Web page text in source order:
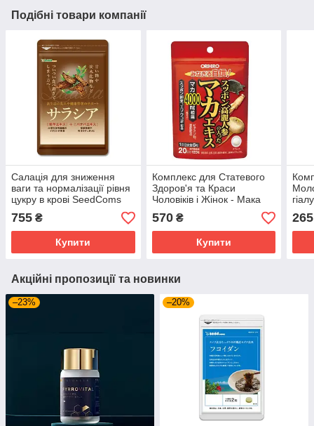
Подібні товари компанії
Салація для зниження
ваги та нормалізації рівня
цукру в крові SeedComs
приймання
755 ₴
Купити
Комплекс для Статевого
Здоров'я та Краси
Чоловіків і Жінок - Мака
4000мг Orihiro на 20 днів
прийому
570₴
Купити
265
Акційні пропозиції та новинки
–23% –20%